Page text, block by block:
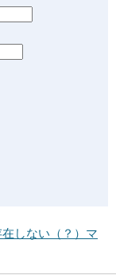
しない（？）マ